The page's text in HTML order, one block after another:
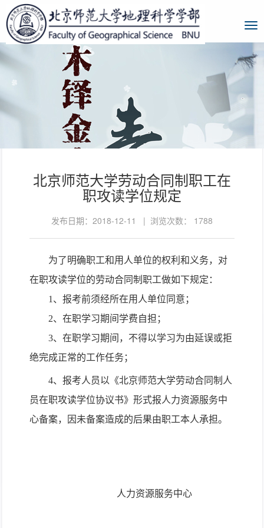
北京师范大学劳动合同制职工在
职攻读学位规定
发布日期：2018-12-11 | 浏览次数： 1788
为了明确职工和用人单位的权利和义务，对
在职攻读学位的劳动合同制职工做如下规定：
1 、报考前须经所在用人单位同意；
2、在职学习期间学费自担；
3、在职学习期间，不得以学习为由延误或拒
绝完成正常的工作任务；
4、报考人员以《北京师范大学劳动合同制人
员在职攻读学位协议书》形式报人力资源服务中
心备案，因未备案造成的后果由职工本人承担。
人力资源服务中心